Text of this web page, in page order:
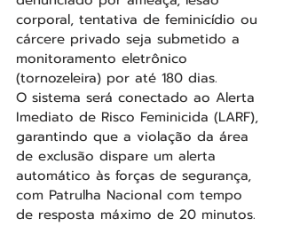
corporal, tentativa de feminicídio ou
cárcere privado seja submetido a
monitoramento eletrônico
(tornozeleira) por até 180 dias.
O sistema será conectado ao Alerta
Imediato de Risco Feminicida (LARF),
garantindo que a violação da área
de exclusão dispare um alerta
automático às forças de segurança,
com Patrulha Nacional com tempo
de resposta máximo de 20 minutos.